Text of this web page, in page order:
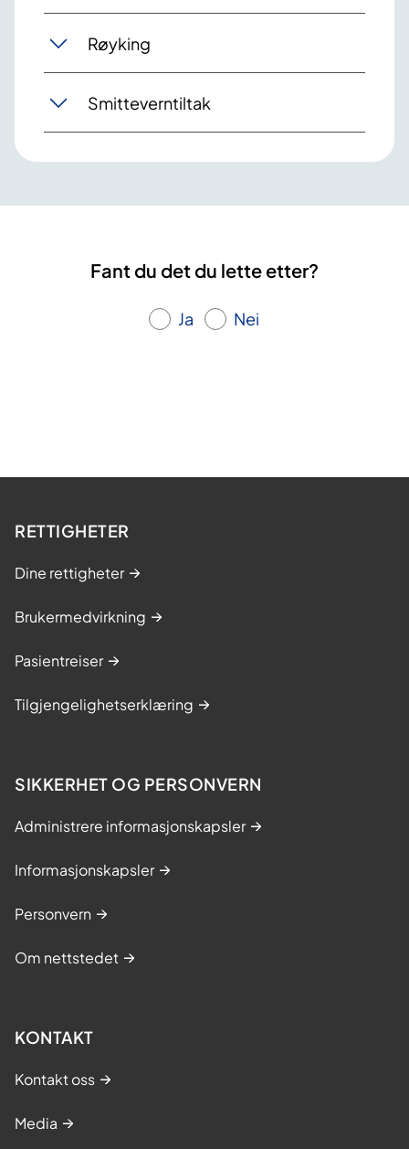
Røyking
Smitteverntiltak
Fant du det du lette etter?
Ja Nei
RETTIGHETER
Dine rettigheter
Brukermedvirkning
Pasientreiser
Tilgjengelighetserklæring
SIKKERHET OG PERSONVERN
Administrere informasjonskapsler
Informasjonskapsler
Personvern
Om nettstedet
KONTAKT
Kontakt oss
Media